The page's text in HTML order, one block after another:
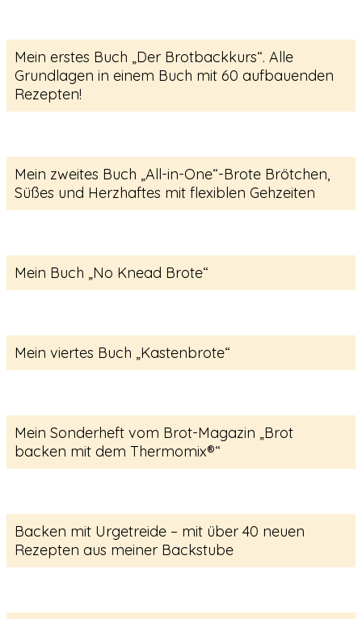
Mein erstes Buch „Der Brotbackkurs“. Alle
Grundlagen in einem Buch mit 60 aufbauenden
Rezepten!
Mein zweites Buch „All-in-One“-Brote Brötchen,
Süßes und Herzhaftes mit flexiblen Gehzeiten
Mein Buch „No Knead Brote“
Mein viertes Buch „Kastenbrote“
Mein Sonderheft vom Brot-Magazin „Brot
backen mit dem Thermomix®“
Backen mit Urgetreide – mit über 40 neuen
Rezepten aus meiner Backstube